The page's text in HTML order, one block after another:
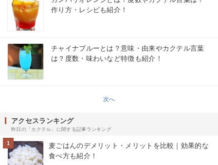
作り方・レシピも紹介！
チャイナブルーとは？意味・由来やカクテル言葉
は？度数・味わいなど特徴も紹介！
次へ
アクセスランキング
昨日の「カクテル」に関する記事ランキング
1
麦ごはんのデメリット・メリットを比較｜効果的な
食べ方も紹介！